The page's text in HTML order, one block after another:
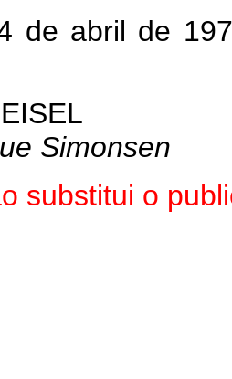
de abril de
Simonsen
substitui o